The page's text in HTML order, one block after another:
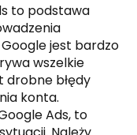
to podstawa
jest bardzo
wszelkie
drobne błędy
konta.
Ads, to